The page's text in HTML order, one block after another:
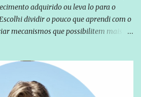
adquirido ou leva lo para o
dividir o pouco que aprendi com o
mecanismos que possibilitem mais e
que além de informação
vez mais preocupantes, do tipo que
ver neste espaço, vou trabalhar a ideia